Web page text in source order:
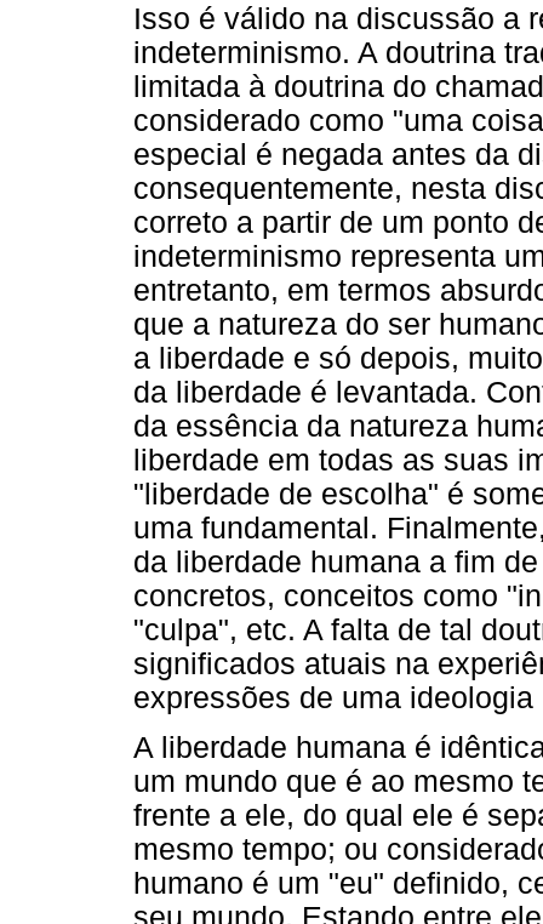
Isso é válido na discussão a
indeterminismo. A doutrina
limitada à doutrina do
considerado como "uma
especial é negada antes da
consequentemente, nesta
correto a partir de um ponto
indeterminismo representa
entretanto, em termos
que a natureza do ser
a liberdade e só depois,
da liberdade é levantada.
da essência da natureza
liberdade em todas as suas
"liberdade de escolha" é
uma fundamental.
da liberdade humana a fim
concretos, conceitos como
"culpa", etc. A falta de tal
significados atuais na
expressões de uma ideologia
A liberdade humana é
um mundo que é ao mesmo
frente a ele, do qual ele é
mesmo tempo; ou
humano é um "eu" definido,